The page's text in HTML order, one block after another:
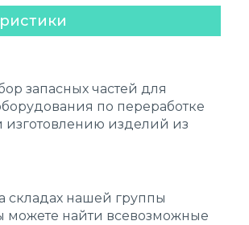
запасных частей для
по переработке
изготовлению изделий из
складах нашей группы
можете найти всевозможные